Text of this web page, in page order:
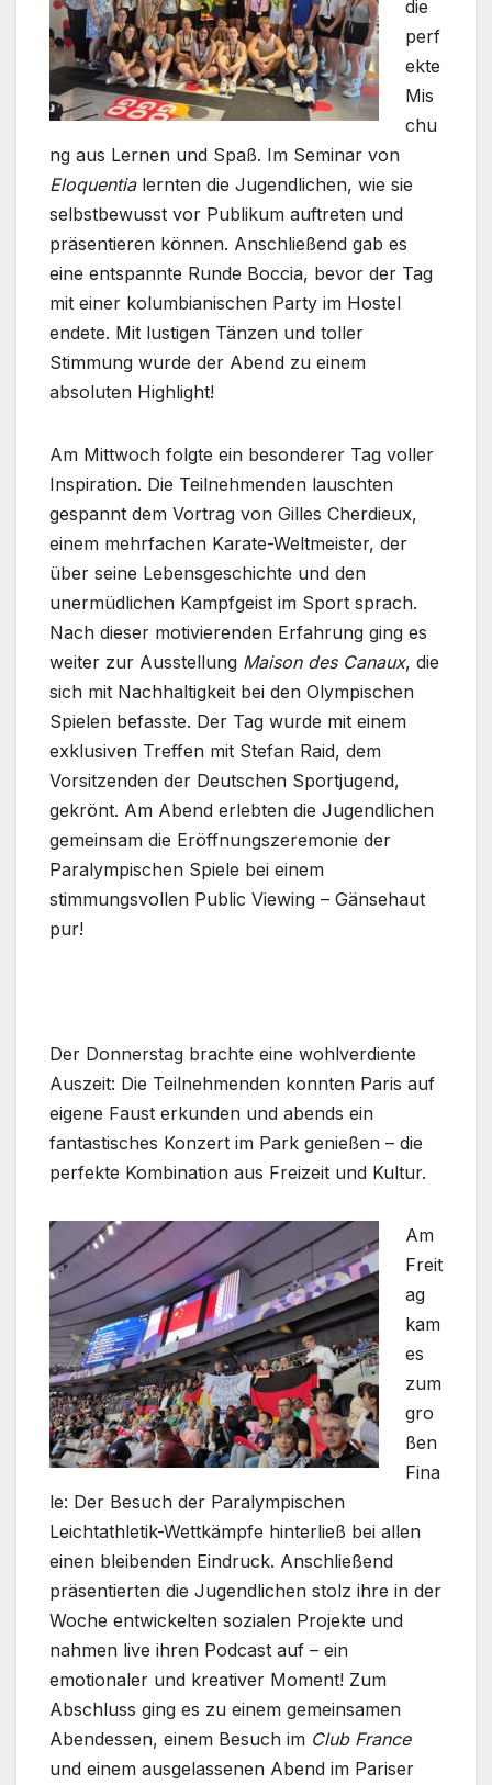
die
perf
ekte
Mis
chu
ng aus Lernen und Spaß. Im Seminar von
Eloquentialernten die Jugendlichen, wie sie
selbstbewusst vor Publikum auftreten und
präsentieren können. Anschließend gab es
eine entspannte Runde Boccia, bevor der Tag
mit einer kolumbianischen Party im Hostel
endete. Mit lustigen Tänzen und toller
Stimmung wurde der Abend zu einem
absoluten Highlight!
Am Mittwoch folgte ein besonderer Tag voller
Inspiration. Die Teilnehmenden lauschten
gespannt dem Vortrag von Gilles Cherdieux,
einem mehrfachen Karate-Weltmeister, der
über seine Lebensgeschichte und den
unermüdlichen Kampfgeist im Sport sprach.
Nach dieser motivierenden Erfahrung ging es
weiter zur Ausstellung Maison des Canaux, die
sich mit Nachhaltigkeit bei den Olympischen
Spielen befasste. Der Tag wurde mit einem
exklusiven Treffen mit Stefan Raid, dem
Vorsitzenden der Deutschen Sportjugend,
gekrönt. Am Abend erlebten die Jugendlichen
gemeinsam die Eröffnungszeremonie der
Paralympischen Spiele bei einem
stimmungsvollen Public Viewing – Gänsehaut
pur!
Der Donnerstag brachte eine wohlverdiente
Auszeit: Die Teilnehmenden konnten Paris auf
eigene Faust erkunden und abends ein
fantastisches Konzert im Park genießen – die
perfekte Kombination aus Freizeit und Kultur.
Am
Freit
ag
kam
es
zum
gro
ßen
Fina
le: Der Besuch der Paralympischen
Leichtathletik-Wettkämpfe hinterließ bei allen
einen bleibenden Eindruck. Anschließend
präsentierten die Jugendlichen stolz ihre in der
Woche entwickelten sozialen Projekte und
nahmen live ihren Podcast auf – ein
emotionaler und kreativer Moment! Zum
Abschluss ging es zu einem gemeinsamen
Abendessen, einem Besuch im Club France
und einem ausgelassenen Abend im Pariser